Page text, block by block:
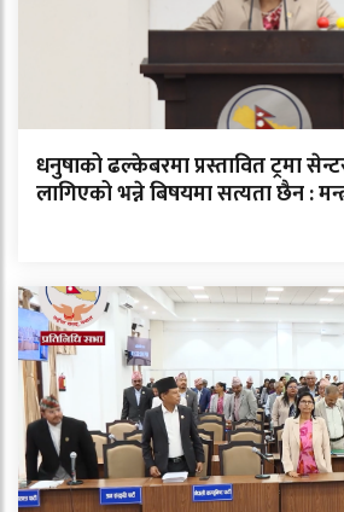
धनुषाको ढल्केबरमा प्रस्तावित ट्रमा
लागिएको भन्ने बिषयमा सत्यता छैन :